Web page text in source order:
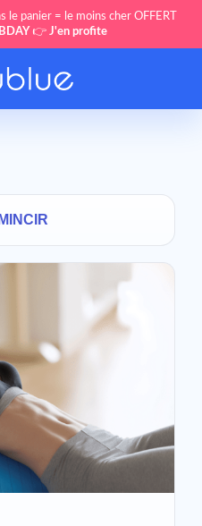
panier = le moins cher OFFERT
👉 J'en profite
MINCIR